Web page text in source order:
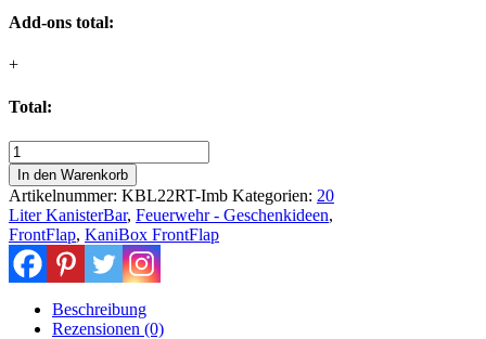
Add-ons total:
+
Total:
feuerrote
Kanister
Bar
als
tolles
Geschenk
für
Männer
Menge
In den Warenkorb
Artikelnummer: KBL22RT-Imb Kategorien: 20
Liter KanisterBar, Feuerwehr - Geschenkideen,
FrontFlap, KaniBox FrontFlap
Beschreibung
Rezensionen (0)